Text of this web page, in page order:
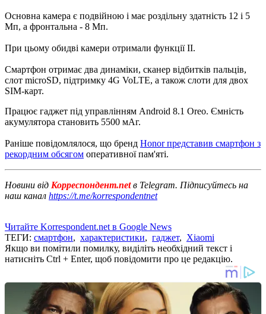
Основна камера є подвійною і має роздільну здатність 12 і 5
Мп, а фронтальна - 8 Мп.
При цьому обидві камери отримали функції ІІ.
Смартфон отримає два динаміки, сканер відбитків пальців,
слот microSD, підтримку 4G VoLTE, а також слоти для двох
SIM-карт.
Працює гаджет під управлінням Android 8.1 Oreo. Ємність
акумулятора становить 5500 мАг.
Раніше повідомлялося, що бренд Honor представив смартфон з
рекордним обсягом оперативної пам'яті.
Новини від Корреспондент.netв Telegram. Підписуйтесь на
наш канал https://t.me/korrespondentnet
Читайте Korrespondent.net в Google News
ТЕГИ: смартфон, характеристики, гаджет, Xiaomi
Якщо ви помітили помилку, виділіть необхідний текст і
натисніть Ctrl + Enter, щоб повідомити про це редакцію.